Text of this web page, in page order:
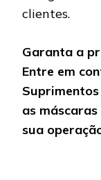
clientes.
Garanta a
Entre em
as
sua